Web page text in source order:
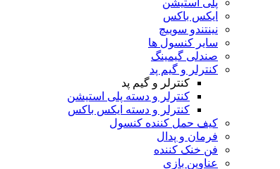
پلی استیشن
ایکس باکس
نینتندو سوییچ
سایر کنسول ها
صندلی گیمینگ
کنترلر و گیم پد
کنترلر و گیم پد
کنترلر و دسته پلی استیشن
کنترلر و دسته ایکس باکس
کیف حمل کننده کنسول
فرمان و پدال
فن خنک کننده
عناوین بازی